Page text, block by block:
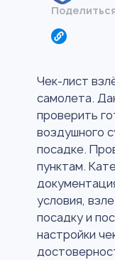
Чек-лист
самолета.
проверить
воздушного
посадке.
пунктам.
условия,
посадку и
настройки